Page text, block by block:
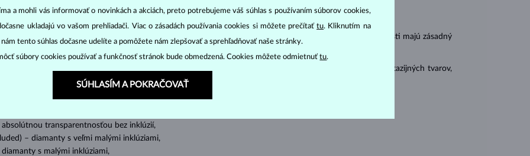
DIAMANTOVÉŠPERKY
ich základné parametre, tzv. 4C: výbrus ( cut), čistota clarity farba color) a hmotnosť
). Tieto vlastnosti majú zásadný
oslnivý lesk. Najobľúbenejší je výbrus guľatý, tzv.
. Diamanty sa brúsia aj do mnohých tzv. fantazijných tvarov,
(štvorboký alebo trojboký výbrus s ostrými rohmi, populárny najmä u
tzv. inkluzií čiže vnútorných nedokonalostí diamantu:
transparentnosťou bez inklúzií,
– diamanty s veľmi malými inklúziami,
s malými inklúziami,
a mohli vás informovať o novinkách a akciách, preto potrebujeme váš súhlas s používaním súborov cookies,
ukladajú vo vašom prehliadači. Viac o zásadách používania cookies si môžete prečítaťtu. Kliknutím na
tento súhlas dočasne udelíte a pomôžete nám zlepšovať a sprehľadňovať naše stránky.
súbory cookies používať a funkčnosť stránok bude obmedzená. Cookies môžete odmietnuťtu.
SÚHLASÍM A POKRAČOVAŤ